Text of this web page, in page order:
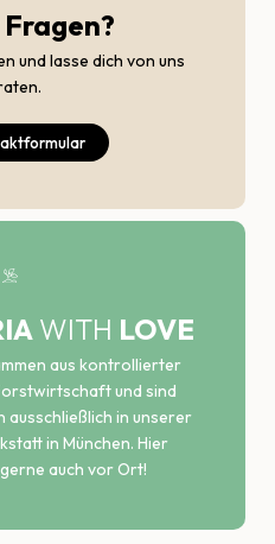
Fragen?
und lasse dich von uns
WITH LOVE
aus kontrollierter
und sind
in unserer
in München. Hier
auch vor Ort!